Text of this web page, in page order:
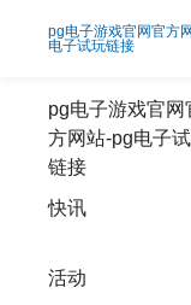
职场指路精
pg电子游戏官网官方
电子试玩链接
pg电子游戏官网
方网站-pg电子
链接
快讯
活动